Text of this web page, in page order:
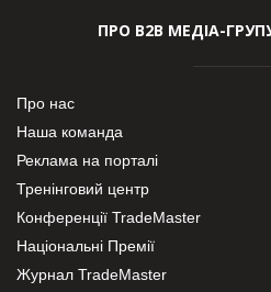
ПРО В2В МЕДІА-ГРУПУ
Про нас
Наша команда
Реклама на порталі
Тренінговий центр
Конференції TradeMaster
Національні Премії
Журнал TradeMaster